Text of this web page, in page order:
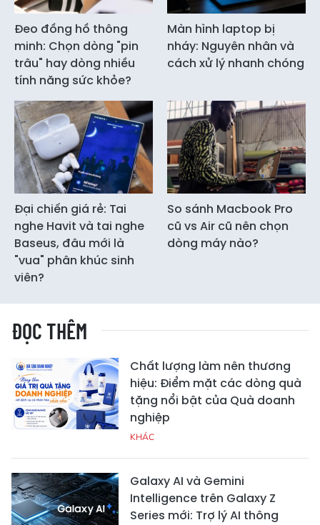
Đeo đồng hồ thông
minh: Chọn dòng "pin
trâu" hay dòng nhiều
tính năng sức khỏe?
Màn hình laptop bị
nháy: Nguyên nhân và
cách xử lý nhanh chóng
Đại chiến giá rẻ: Tai
nghe Havit và tai nghe
Baseus, đâu mới là
"vua" phân khúc sinh
viên?
So sánh Macbook Pro
cũ vs Air cũ nên chọn
dòng máy nào?
ĐỌC THÊM
Chất lượng làm nên thương
hiệu: Điểm mặt các dòng quà
tặng nổi bật của Quà doanh
nghiệp
KHÁC
Galaxy AI và Gemini
Intelligence trên Galaxy Z
Series mới: Trợ lý AI thông